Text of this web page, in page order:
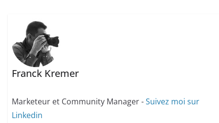
Franck Kremer
Marketeur et Community Manager -Suivez moi sur
Linkedin